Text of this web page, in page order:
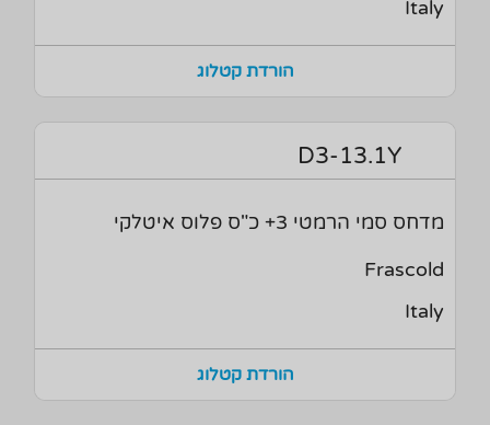
Italy
הורדת קטלוג
D3-13.1Y
מדחס סמי הרמטי 3+ כ"ס פלוס איטלקי
Frascold
Italy
הורדת קטלוג